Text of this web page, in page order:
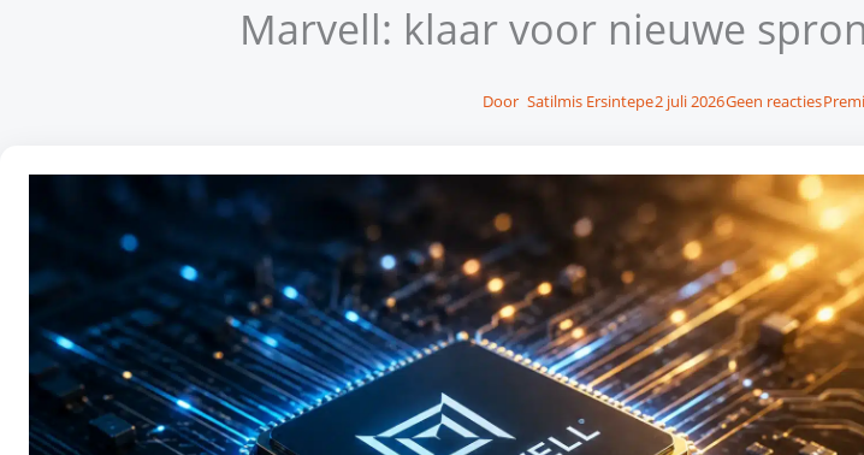
Marvell: klaar voor nieuwe
Door Satilmis Ersintepe2 juli 2026Geen reacties